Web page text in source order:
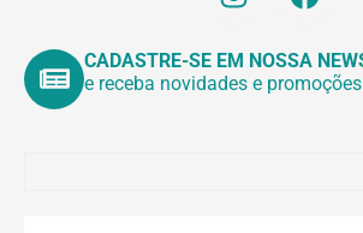
CADASTRE-SE EM NOSSA
e receba novidades e promoções